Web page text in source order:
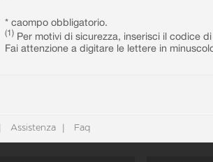
* caompo obbligatorio.
(1) Per motivi di sicurezza, inserisci il codice
Fai attenzione a digitare le lettere in
Assistenza Faq